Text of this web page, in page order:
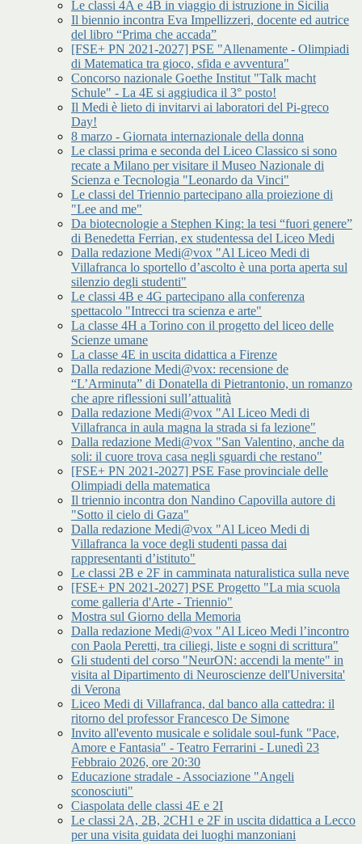
Le classi 4A e 4B in viaggio di istruzione in Sicilia
Il biennio incontra Eva Impellizzeri, docente ed autrice
del libro “Prima che accada”
[FSE+ PN 2021-2027] PSE "Allenamente - Olimpiadi
di Matematica tra gioco, sfida e avventura"
Concorso nazionale Goethe Institut "Talk macht
Schule" - La 4E si aggiudica il 3° posto!
Il Medi è lieto di invitarvi ai laboratori del Pi-greco
Day!
8 marzo - Giornata internazionale della donna
Le classi prima e seconda del Liceo Classico si sono
recate a Milano per visitare il Museo Nazionale di
Scienza e Tecnologia "Leonardo da Vinci"
Le classi del Triennio partecipano alla proiezione di
"Lee and me"
Da biotecnologie a Stephen King: la tesi “fuori genere”
di Benedetta Ferrian, ex studentessa del Liceo Medi
Dalla redazione Medi@vox "Al Liceo Medi di
Villafranca lo sportello d’ascolto è una porta aperta sul
silenzio degli studenti"
Le classi 4B e 4G partecipano alla conferenza
spettacolo "Intrecci tra scienza e arte"
La classe 4H a Torino con il progetto del liceo delle
Scienze umane
La classe 4E in uscita didattica a Firenze
Dalla redazione Medi@vox: recensione de
“L’Arminuta” di Donatella di Pietrantonio, un romanzo
che apre riflessioni sull’attualità
Dalla redazione Medi@vox "Al Liceo Medi di
Villafranca in aula magna la strada si fa lezione"
Dalla redazione Medi@vox "San Valentino, anche da
soli: il cuore trova casa negli sguardi che restano"
[FSE+ PN 2021-2027] PSE Fase provinciale delle
Olimpiadi della matematica
Il triennio incontra don Nandino Capovilla autore di
"Sotto il cielo di Gaza"
Dalla redazione Medi@vox "Al Liceo Medi di
Villafranca la voce degli studenti passa dai
rappresentanti d’istituto"
Le classi 2B e 2F in camminata naturalistica sulla neve
[FSE+ PN 2021-2027] PSE Progetto "La mia scuola
come galleria d'Arte - Triennio"
Mostra sul Giorno della Memoria
Dalla redazione Medi@vox "Al Liceo Medi l’incontro
con Paola Peretti, tra ciliegi, liste e sogni di scrittura"
Gli studenti del corso "NeurON: accendi la mente" in
visita al Dipartimento di Neuroscienze dell'Universita'
di Verona
Liceo Medi di Villafranca, dal banco alla cattedra: il
ritorno del professor Francesco De Simone
Invito all'evento musicale e solidale soul-funk "Pace,
Amore e Fantasia" - Teatro Ferrarini - Lunedì 23
Febbraio 2026, ore 20:30
Educazione stradale - Associazione "Angeli
sconosciuti"
Ciaspolata delle classi 4E e 2I
Le classi 2A, 2B, 2CH1 e 2F in uscita didattica a Lecco
per una visita guidata dei luoghi manzoniani